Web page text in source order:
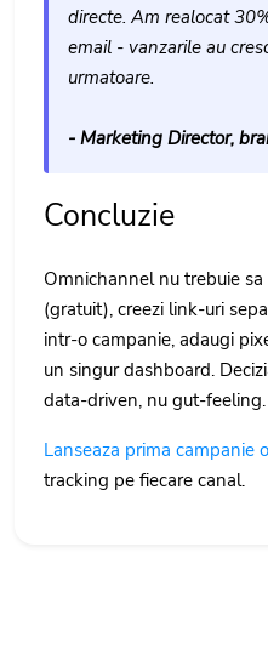
directe. Am realocat
email - vanzarile au
urmatoare.
- Marketing Director,
Concluzie
Omnichannel nu trebuie
(gratuit), creezi link-uri
intr-o campanie, adaugi
un singur dashboard.
data-driven, nu gut-feeling.
Lanseaza prima campanie
tracking pe fiecare canal.